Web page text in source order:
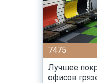
7475
Лучшее
офисов